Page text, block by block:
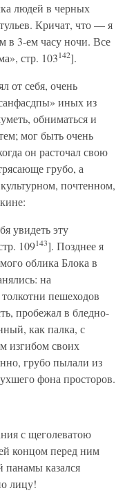
людей в черных
Кричат, что — я
в 3-ем часу ночи. Все
стр. 103142].
от себя, очень
иных из
обниматься и
мог быть очень
он расточал свою
грубо, а
почтенном,
увидеть эту
109143]. Позднее я
облика Блока в
на
пешеходов
пробежал в бледно-
как палка, с
изгибом своих
грубо пылали из
фона просторов.
с щеголеватою
концом перед ним
панамы казался
лицу!